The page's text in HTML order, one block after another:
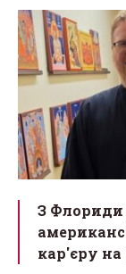
З Флориди
кар'єру